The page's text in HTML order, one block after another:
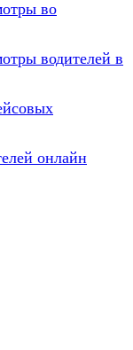
во
водителей в
онлайн